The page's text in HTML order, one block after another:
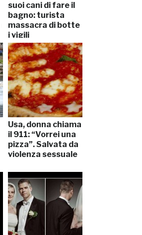
suoi cani di fare il
bagno: turista
massacra di botte
i vigili
Usa, donna chiama
il 911: “Vorrei una
pizza”. Salvata da
violenza sessuale